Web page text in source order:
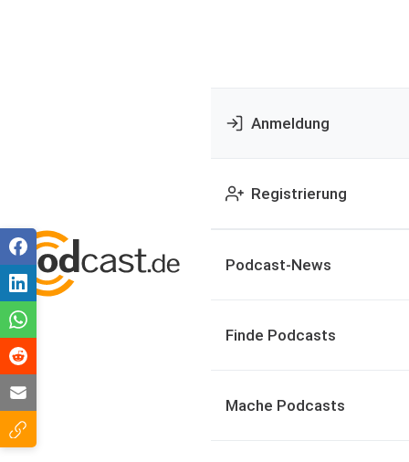
Anmeldung
Registrierung
Podcast-News
Finde Podcasts
Mache Podcasts